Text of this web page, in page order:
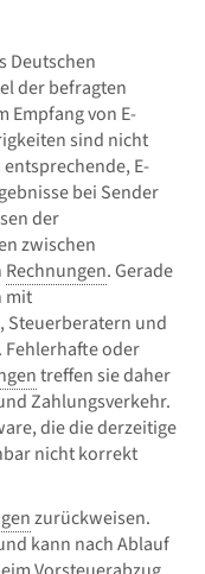
Deutschen
der befragten
Empfang von E-
sind nicht
E-
bei Sender
der
zwischen
Rechnungen. Gerade
mit
Steuerberatern und
Fehlerhafte oder
treffen sie daher
Zahlungsverkehr.
die die derzeitige
nicht korrekt
zurückweisen.
kann nach Ablauf